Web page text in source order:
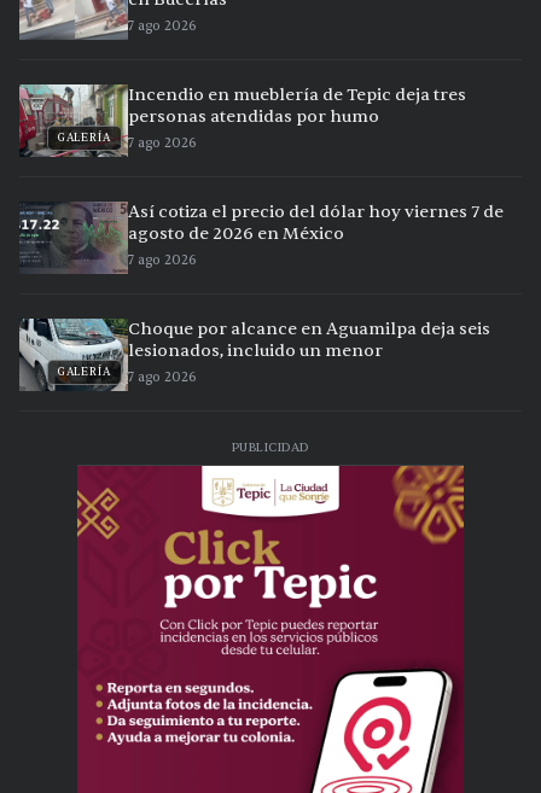
7 ago 2026
GALERÍA
Incendio en mueblería de Tepic deja tres
personas atendidas por humo
7 ago 2026
Así cotiza el precio del dólar hoy viernes 7 de
agosto de 2026 en México
7 ago 2026
GALERÍA
Choque por alcance en Aguamilpa deja seis
lesionados, incluido un menor
7 ago 2026
PUBLICIDAD